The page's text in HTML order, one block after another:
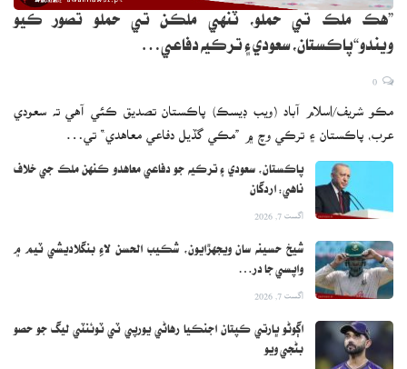
”هڪ ملڪ تي حملو، ٽنهي ملڪن تي حملو تصور ڪيو
ويندو“پاڪستان، سعودي ۽ ترڪيه دفاعي…
مڪو شريف/اسلام آباد (ويب ڊيسڪ) پاڪستان تصديق ڪئي آهي ته سعودي
عرب، پاڪستان ۽ ترڪي وچ ۾ ”مڪي گڏيل دفاعي معاهدي“ تي…
پاڪستان، سعودي ۽ ترڪيه جو دفاعي معاهدو ڪنهن ملڪ جي خلاف
ناهي: اردگان
اگست 7, 2026
شيخ حسينه سان ويجهڙايون، شڪيب الحسن لاءِ بنگلاديشي ٽيم ۾
واپسي جا در…
اگست 7, 2026
اڳوڻو ڀارتي ڪپتان اجنڪيا رهاڻي يورپي ٽي ٽوئنٽي ليگ جو حصو
بڻجي ويو